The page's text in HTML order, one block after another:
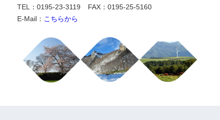
TEL：0195-23-3119
FAX：0195-25-5160
E-Mail： こちらから